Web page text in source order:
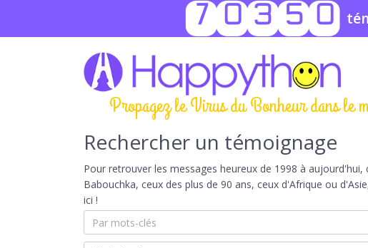
70350
Propagez le Virus du Bonheur dans le
Rechercher un témoignage
Pour retrouver les messages heureux de 1998 à
Babouchka, ceux des plus de 90 ans, ceux d'Afrique ou
ici !